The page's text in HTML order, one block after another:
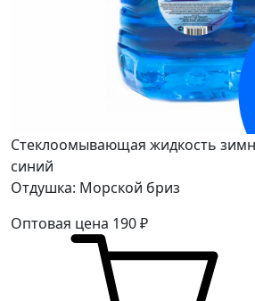
Стеклоомывающая жидкость
синий
Отдушка: Морской бриз
Оптовая цена 190₽